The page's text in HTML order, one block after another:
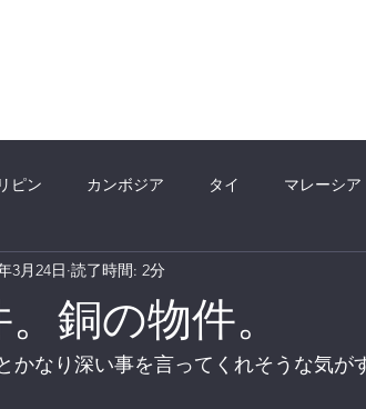
ピン カンボジア タイ マレーシア
名講師 イギリス
銅の物件。
3月24日 読了時間: 2分
かなり深い事を言ってくれそうな気が